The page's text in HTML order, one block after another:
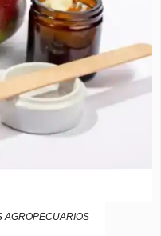
AGROPECUARIOS